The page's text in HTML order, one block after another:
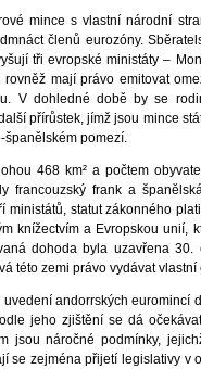
mince s vlastní národní
členů eurozóny.
tři evropské ministáty –
rovněž mají právo emitovat
V dohledné době by se
přírůstek, jímž jsou mince
španělském pomezí.
468 km² a počtem
francouzský frank a
ministátů, statut zákonného
knížectvím a Evropskou unií,
dohoda byla uzavřena
této zemi právo vydávat
uvedení andorrských euromincí
jeho zjištění se dá
jsou náročné podmínky,
se zejména přijetí legislativy v